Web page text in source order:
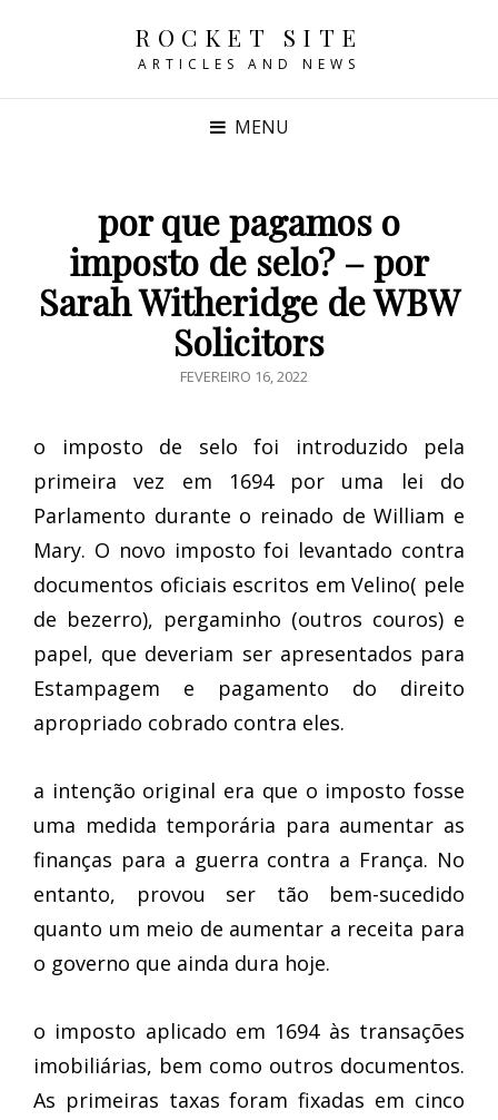
ROCKET SITE
ARTICLES AND NEWS
MENU
por que pagamos o
imposto de selo? – por
Sarah Witheridge de WBW
Solicitors
POSTED
FEVEREIRO 16, 2022
o imposto de selo foi introduzido pela
primeira vez em 1694 por uma lei do
Parlamento durante o reinado de William e
Mary. O novo imposto foi levantado contra
documentos oficiais escritos em Velino( pele
de bezerro), pergaminho (outros couros) e
papel, que deveriam ser apresentados para
Estampagem e pagamento do direito
apropriado cobrado contra eles.
a intenção original era que o imposto fosse
uma medida temporária para aumentar as
finanças para a guerra contra a França. No
entanto, provou ser tão bem-sucedido
quanto um meio de aumentar a receita para
o governo que ainda dura hoje.
o imposto aplicado em 1694 às transações
imobiliárias, bem como outros documentos.
As primeiras taxas foram fixadas em cinco